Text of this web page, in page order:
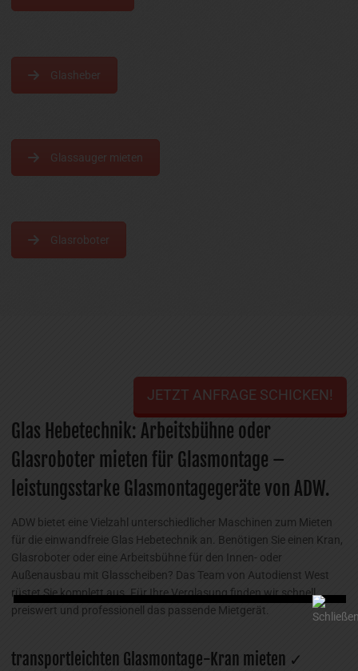
Glasheber
Glassauger mieten
Glasroboter
JETZT ANFRAGE SCHICKEN!
Glas Hebetechnik: Arbeitsbühne oder
Glasroboter mieten für Glasmontage –
leistungsstarke Glasmontagegeräte von ADW.
ADW bietet eine Vielzahl unterschiedlicher Maschinen zum Mieten
für die einwandfreie Glas Hebetechnik an. Benötigen Sie einen Kran,
Glasroboter oder eine Arbeitsbühne für den Innen- oder
Außenausbau mit Glasscheiben? Das Team von Autodienst West
rüstet Sie komplett aus. Für Ihre Verglasung finden wir schnell,
preiswert und professionell das passende Mietgerät.
transportleichten Glasmontage-Kran mieten ✓